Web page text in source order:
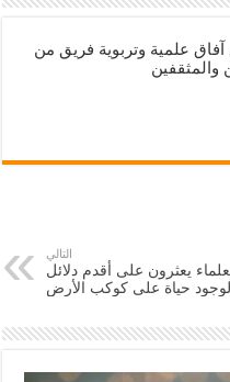
علمية وتربوية فريق من
والمثقفين
التالي
يعثرون على أقدم دلائل
لوجود حياة على كوكب الأرض